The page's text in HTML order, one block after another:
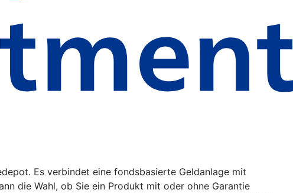
Es verbindet eine fondsbasierte Geldanlage mit
die Wahl, ob Sie ein Produkt mit oder ohne Garantie